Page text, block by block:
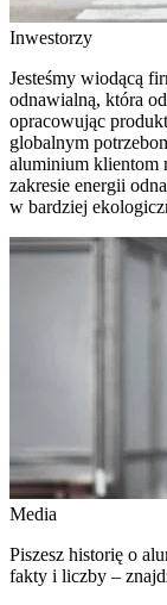
Inwestorzy
Jesteśmy wiodącą
odnawialną, która
opracowując
globalnym
aluminium klientom
zakresie energii
w bardziej
Media
Piszesz historię o
fakty i liczby –